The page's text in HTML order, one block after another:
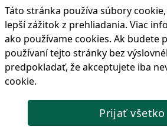
Táto stránka používa súbory
lepší zážitok z prehliadania. Viac
ako používame cookies. Ak budete
používaní tejto stránky bez
predpokladať, že akceptujete iba
cookie.
Prijať všetko
+36/30 343 6714
bratislava@lincos.sk
Lincos s.r.o., Rustaveliho 4,
Rača, Slovensko
Iba sídlo firmy